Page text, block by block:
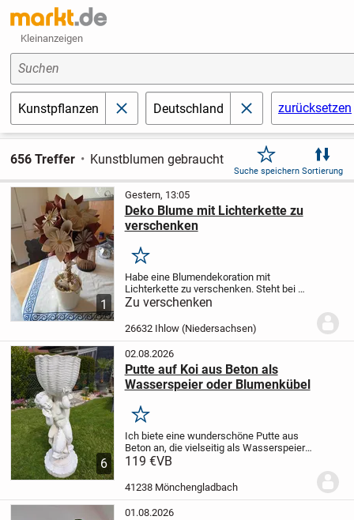
Kleinanzeigen
Suchen
Kunstpflanzen schließenDeutschland schließenzurücksetzen
656 Treffer Kunstblumen gebraucht
Suche speichern Sortierung
1
Gestern, 13:05
Deko Blume mit Lichterkette zu
verschenken
Merken
Habe eine Blumendekoration mit
Lichterkette zu verschenken. Steht bei mir
nur rum und muss jetzt Platz machen für
Zu verschenken
26632 Ihlow (Niedersachsen)
6
02.08.2026
Putte auf Koi aus Beton als
Wasserspeier oder Blumenkübel
Merken
Ich biete eine wunderschöne Putte aus
Beton an, die vielseitig als Wasserspeier
oder Blumenkübel genutzt werden kann.
Ergänzung für jeden Garten oder jede...
119 €VB
41238 Mönchengladbach
01.08.2026